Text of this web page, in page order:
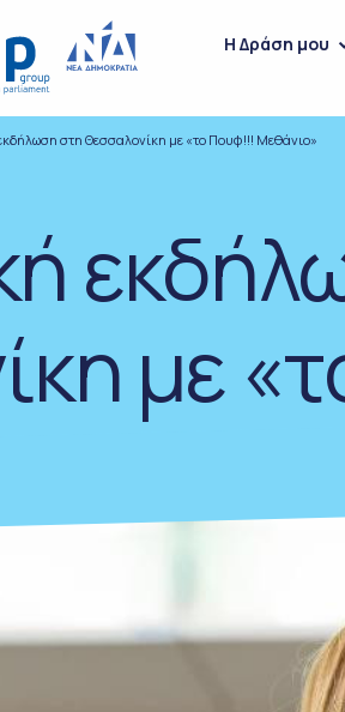
H Δράση μου
στη Θεσσαλονίκη με «το Πουφ!!! Μεθάνιο»
με